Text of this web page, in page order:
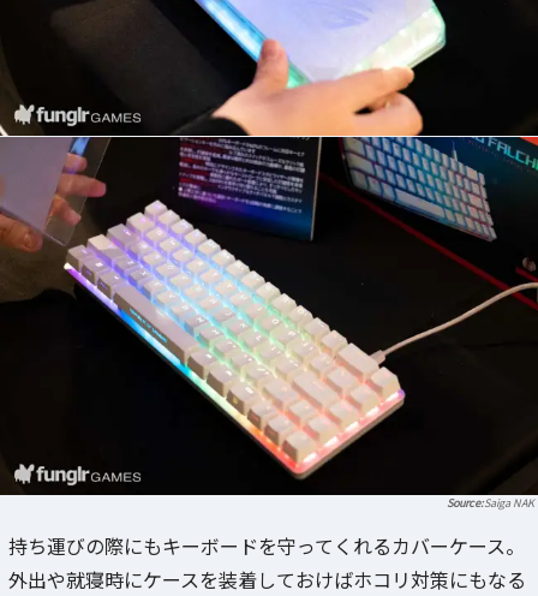
Saiga NAK
持ち運びの際にもキーボードを守ってくれるカバーケース。
外出や就寝時にケースを装着しておけばホコリ対策にもなる